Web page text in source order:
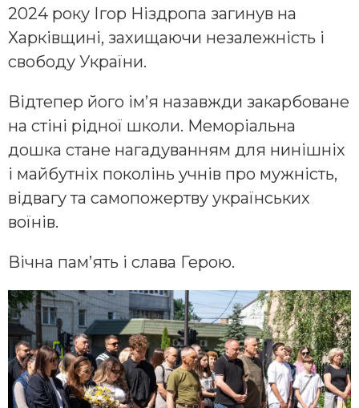
2024 року Ігор Ніздропа загинув на
Харківщині, захищаючи незалежність і
свободу України.
Відтепер його ім’я назавжди закарбоване
на стіні рідної школи. Меморіальна
дошка стане нагадуванням для нинішніх
і майбутніх поколінь учнів про мужність,
відвагу та самопожертву українських
воїнів.
Вічна пам’ять і слава Герою.